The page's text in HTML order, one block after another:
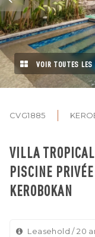
VOIR TOUTES LES
CVG1885
VILLA
PISCINE
KEROBOKAN
Leasehold / 20